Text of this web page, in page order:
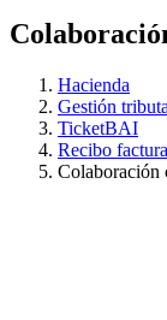
Hacienda
Gestión
TicketBAI
Recibo
Colaboración